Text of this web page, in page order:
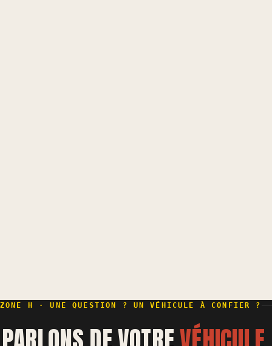
ZONE H · UNE QUESTION ? UN VÉHICULE À CONFIER ?